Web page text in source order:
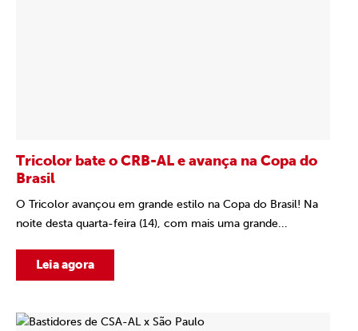
Tricolor bate o CRB-AL e avança na Copa do
Brasil
O Tricolor avançou em grande estilo na Copa do Brasil! Na
noite desta quarta-feira (14), com mais uma grande...
Leia agora